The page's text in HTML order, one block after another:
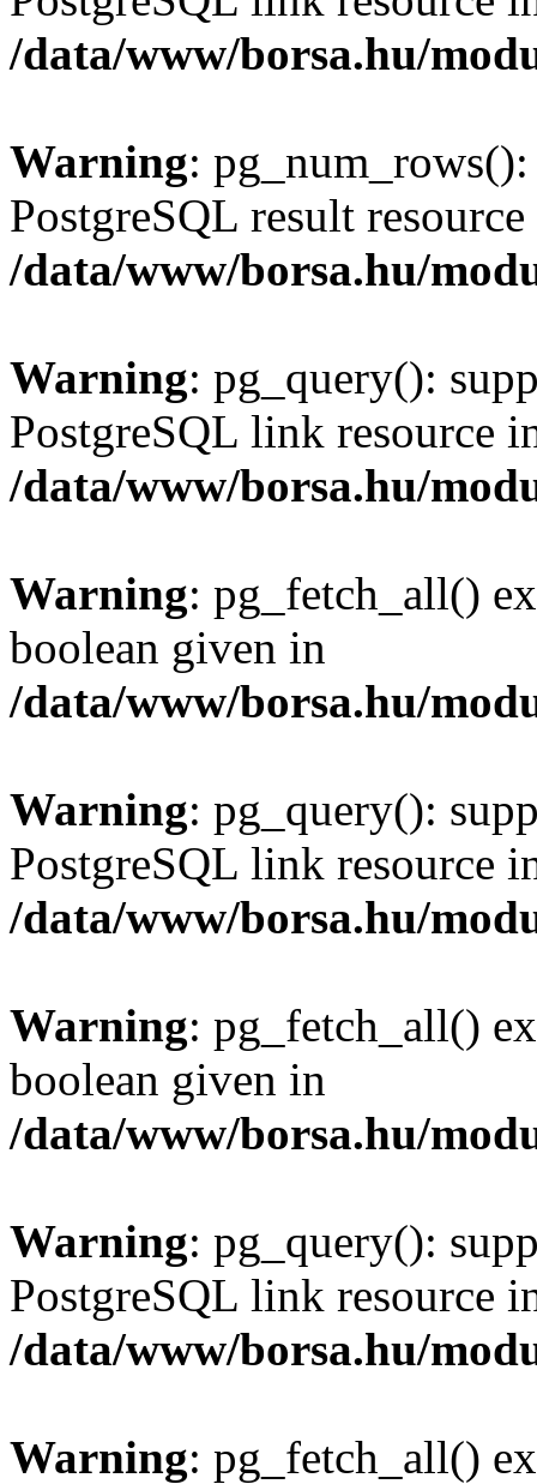
/data/www/borsa.hu/
Warning:
PostgreSQL result
/data/www/borsa.hu/
Warning: pg_query():
PostgreSQL link resource
/data/www/borsa.hu/
Warning: pg_fetch_all()
boolean given in
/data/www/borsa.hu/
Warning: pg_query():
PostgreSQL link resource
/data/www/borsa.hu/
Warning: pg_fetch_all()
boolean given in
/data/www/borsa.hu/
Warning: pg_query():
PostgreSQL link resource
/data/www/borsa.hu/
Warning: pg_fetch_all()